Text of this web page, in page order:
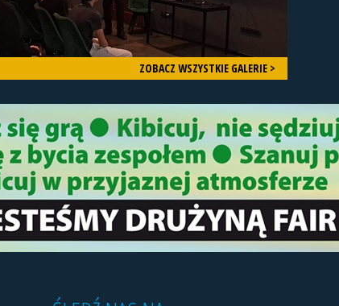
ZOBACZ WSZYSTKIE GALERIE >